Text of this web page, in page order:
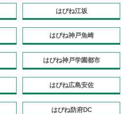
はぴね江坂
はぴね神戸魚崎
はぴね神戸学園都市
はぴね広島安佐
はぴね防府DC